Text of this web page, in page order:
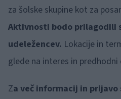
za šolske skupine kot za
Aktivnosti bodo prilagodili
udeležencev. Lokacije in
glede na interes in predhodni
Za več informacij in